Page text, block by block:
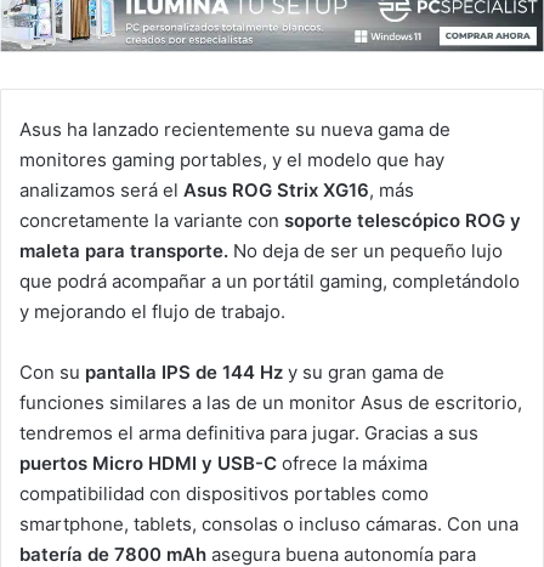
Asus ha lanzado recientemente su nueva gama de
monitores gaming portables, y el modelo que hay
analizamos será el Asus ROG Strix XG16, más
concretamente la variante con soporte telescópico ROG y
maleta para transporte. No deja de ser un pequeño lujo
que podrá acompañar a un portátil gaming, completándolo
y mejorando el flujo de trabajo.
Con su pantalla IPS de 144 Hz y su gran gama de
funciones similares a las de un monitor Asus de escritorio,
tendremos el arma definitiva para jugar. Gracias a sus
puertos Micro HDMI y USB-C ofrece la máxima
compatibilidad con dispositivos portables como
smartphone, tablets, consolas o incluso cámaras. Con una
batería de 7800 mAh asegura buena autonomía para